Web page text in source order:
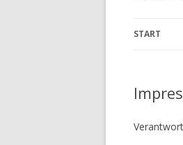
START